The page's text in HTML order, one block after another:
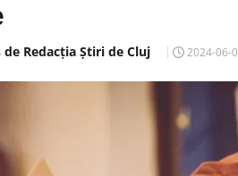
Redacția Știri de Cluj 2024-06-